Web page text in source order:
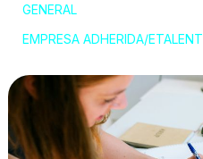
GENERAL
EMPRESA ADHERIDA/ETALENT